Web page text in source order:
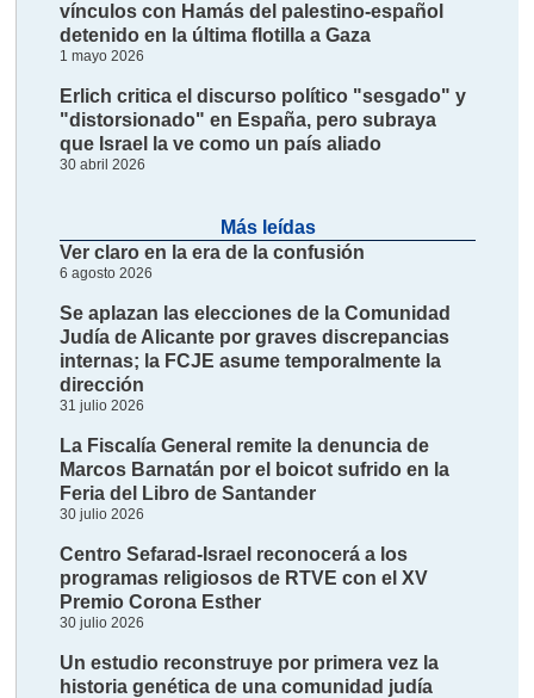
vínculos con Hamás del palestino-español
detenido en la última flotilla a Gaza
1 mayo 2026
Erlich critica el discurso político "sesgado" y
"distorsionado" en España, pero subraya
que Israel la ve como un país aliado
30 abril 2026
Más leídas
Ver claro en la era de la confusión
6 agosto 2026
Se aplazan las elecciones de la Comunidad
Judía de Alicante por graves discrepancias
internas; la FCJE asume temporalmente la
dirección
31 julio 2026
La Fiscalía General remite la denuncia de
Marcos Barnatán por el boicot sufrido en la
Feria del Libro de Santander
30 julio 2026
Centro Sefarad-Israel reconocerá a los
programas religiosos de RTVE con el XV
Premio Corona Esther
30 julio 2026
Un estudio reconstruye por primera vez la
historia genética de una comunidad judía